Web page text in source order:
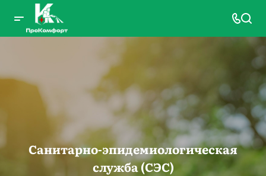
Санитарно-эпидемиологическая
служба (СЭС)